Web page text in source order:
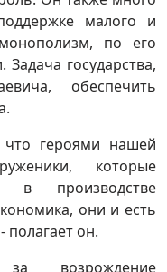
малого и
по его
государства,
обеспечить
что героями нашей
которые
в производстве
они и есть
полагает он.
возрождение